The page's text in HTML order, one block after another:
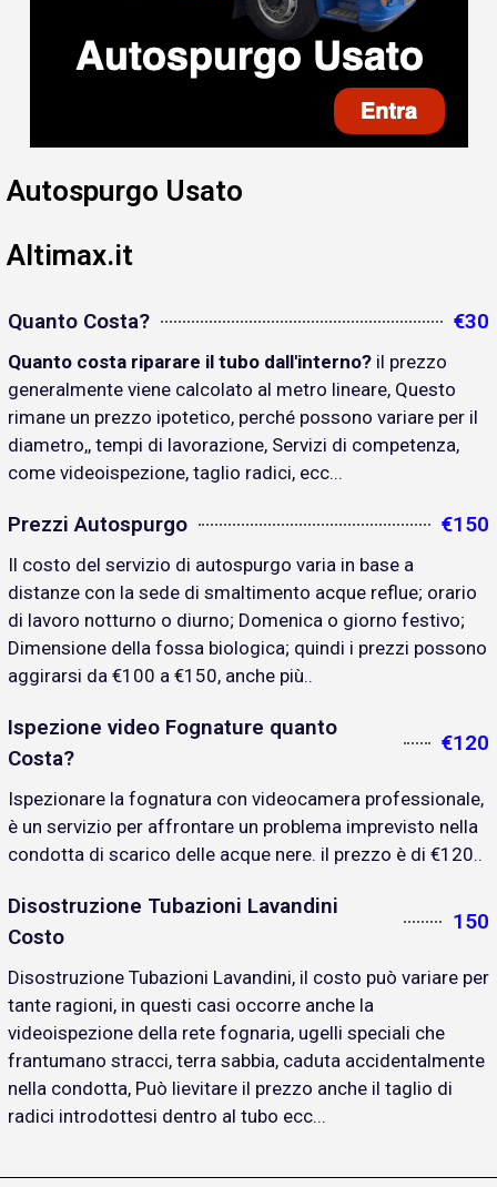
Autospurgo Usato
Altimax.it
Quanto Costa? €30
Quanto costa riparare il tubo dall'interno? il prezzo
generalmente viene calcolato al metro lineare, Questo
rimane un prezzo ipotetico, perché possono variare per il
diametro,, tempi di lavorazione, Servizi di competenza,
come videoispezione, taglio radici, ecc...
Prezzi Autospurgo €150
Il costo del servizio di autospurgo varia in base a
distanze con la sede di smaltimento acque reflue; orario
di lavoro notturno o diurno; Domenica o giorno festivo;
Dimensione della fossa biologica; quindi i prezzi possono
aggirarsi da €100 a €150, anche più..
Ispezione video Fognature quanto
Costa?
€120
Ispezionare la fognatura con videocamera professionale,
è un servizio per affrontare un problema imprevisto nella
condotta di scarico delle acque nere. il prezzo è di €120..
Disostruzione Tubazioni Lavandini
Costo
150
Disostruzione Tubazioni Lavandini, il costo può variare per
tante ragioni, in questi casi occorre anche la
videoispezione della rete fognaria, ugelli speciali che
frantumano stracci, terra sabbia, caduta accidentalmente
nella condotta, Può lievitare il prezzo anche il taglio di
radici introdottesi dentro al tubo ecc...